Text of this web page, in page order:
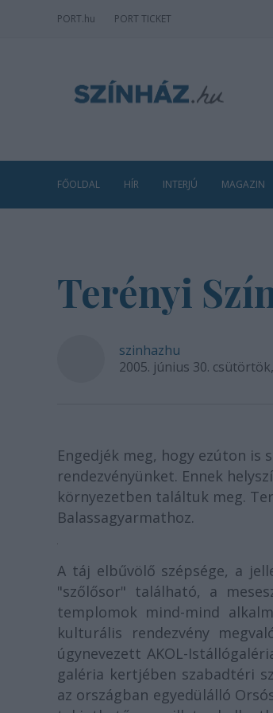
PORT.hu PORT TICKET
FŐOLDAL HÍR INTERJÚ MAGAZIN
Terényi
szinhazhu
2005. június 30.
Engedjék meg, hogy ezúton
rendezvényünket. Ennek
környezetben találtuk meg.
Balassagyarmathoz.
A táj elbűvölő szépsége, a
"szőlősor" található, a
templomok mind-mind
kulturális rendezvény
úgynevezett AKOL-
galéria kertjében szabadtéri
az országban egyedülálló